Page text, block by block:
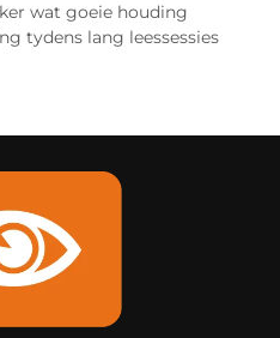
wat goeie houding
tydens lang leessessies